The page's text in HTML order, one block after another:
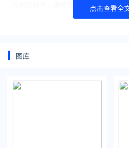
高大的树木，被修剪成栩栩如生的动
点击查看全
图库